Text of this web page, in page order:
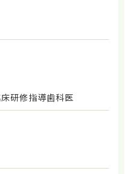
研修指導歯科医